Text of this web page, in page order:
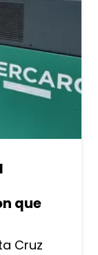
que
Cruz